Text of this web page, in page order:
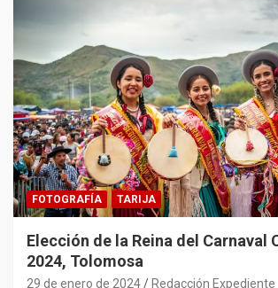
FOTOGRAFÍA TARIJA
Elección de la Reina del Carnaval
2024, Tolomosa
29 de enero de 2024 Redacción Expediente